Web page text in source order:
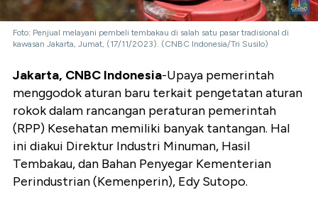
Foto: Penjual melayani pembeli tembakau di salah satu pasar tradisional di
kawasan Jakarta, Jumat, (17/11/2023). (CNBC Indonesia/Tri Susilo)
Jakarta, CNBC Indonesia-Upaya pemerintah
menggodok aturan baru terkait pengetatan aturan
rokok dalam rancangan peraturan pemerintah
(RPP) Kesehatan memiliki banyak tantangan. Hal
ini diakui Direktur Industri Minuman, Hasil
Tembakau, dan Bahan Penyegar Kementerian
Perindustrian (Kemenperin), Edy Sutopo.